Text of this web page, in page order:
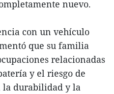
nuevo.
con un vehículo
que su familia
relacionadas
y el riesgo de
la durabilidad y la